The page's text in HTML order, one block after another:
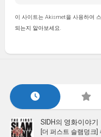
이 사이트는 Akismet을 사용하여
되는지 알아보세요.
SIDH의 영화이야기
[더 퍼스트 슬램덩크]